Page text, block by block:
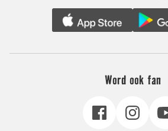
Word ook fan